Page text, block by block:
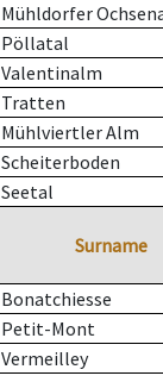
Mühldorfer
Pöllatal
Valentinalm
Tratten
Mühlviertler Alm
Scheiterboden
Seetal
Surname
Bonatchiesse
Petit-Mont
Vermeilley